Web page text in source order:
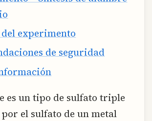
del experimento
de seguridad
es un tipo de sulfato triple
el sulfato de un metal